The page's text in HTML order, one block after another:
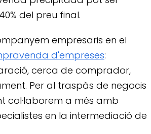
del preu final.
empresaris en el
d'empreses:
cerca de comprador,
Per al traspàs de negocis
col·laborem a més amb
en la intermediació de